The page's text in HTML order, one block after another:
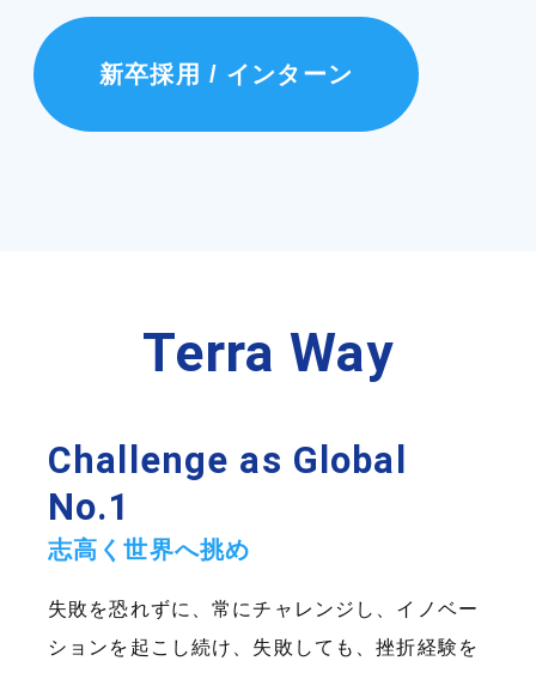
新卒採用 / インターン
Terra Way
Challenge as Global
No.1
志高く世界へ挑め
失敗を恐れずに、常にチャレンジし、イノベー
ションを起こし続け、失敗しても、挫折経験を